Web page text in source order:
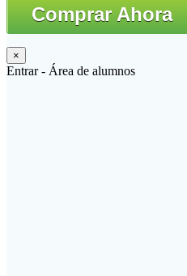
Comprar Ahora
×
Entrar - Área de alumnos